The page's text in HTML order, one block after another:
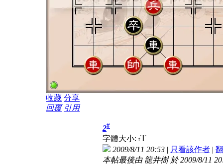
收藏 分享
回覆 引用
2#
字體大小: tT
2009/8/11 20:53 | 只看該作者 |
本帖最後由 龍井樹 於 2009/8/11